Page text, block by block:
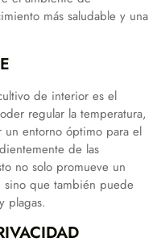
más saludable y una
de interior es el
regular la temperatura,
entorno óptimo para el
de las
no solo promueve un
sino que también puede
plagas.